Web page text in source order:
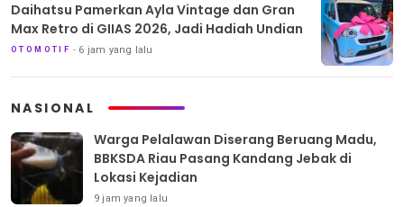
Daihatsu Pamerkan Ayla Vintage dan Gran
Max Retro di GIIAS 2026, Jadi Hadiah Undian
OTOMOTIF 6 jam yang lalu
NASIONAL
Warga Pelalawan Diserang Beruang Madu,
BBKSDA Riau Pasang Kandang Jebak di
Lokasi Kejadian
9 jam yang lalu